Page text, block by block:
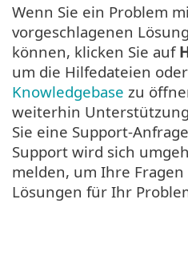
Wenn Sie ein Problem
vorgeschlagenen
können, klicken Sie auf
um die Hilfedateien
Knowledgebase zu
weiterhin
Sie eine Support-
Support wird sich
melden, um Ihre
Lösungen für Ihr